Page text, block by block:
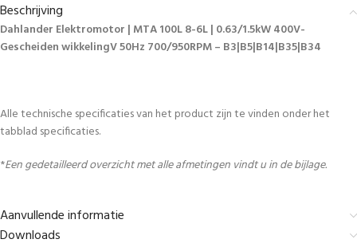
Beschrijving
Dahlander Elektromotor | MTA 100L 8-6L | 0.63/1.5kW 400V-
Gescheiden wikkelingV 50Hz 700/950RPM – B3|B5|B14|B35|B34
Alle technische specificaties van het product zijn te vinden onder het
tabblad specificaties.
*Een gedetailleerd overzicht met alle afmetingen vindt u in de bijlage.
Aanvullende informatie
Downloads